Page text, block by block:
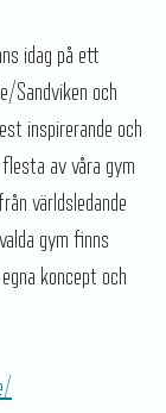
idag på ett
Sandviken och
inspirerande och
av våra gym
världsledande
gym finns
koncept och